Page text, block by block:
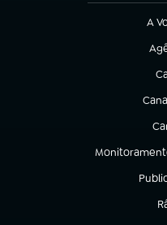
A
(abre em nova
(abre